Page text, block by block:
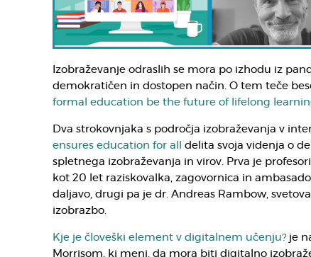
Izobraževanje odraslih se mora po izhodu iz
demokratičen in dostopen način. O tem teče
formal education be the future of lifelong
Dva strokovnjaka s področja izobraževanja v
ensures education for all
delita svoja videnja o
spletnega izobraževanja in virov. Prva je
kot 20 let raziskovalka, zagovornica in
daljavo, drugi pa je dr. Andreas Rambow,
izobrazbo.
Kje je človeški element v digitalnem učenju?je
Morrisom, ki meni, da mora biti digitalno